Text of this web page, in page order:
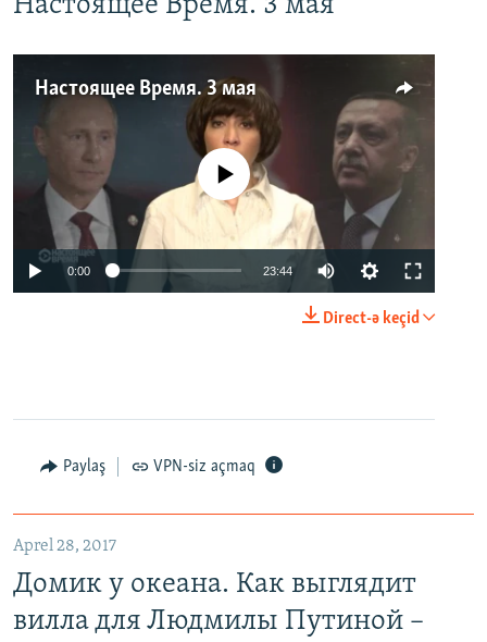
Настоящее Время. 3 мая
Настоящее Время. 3 мая
No media source currently available
0:00 23:44
Direct-ə keçid
Paylaş VPN-siz açmaq
Aprel 28, 2017
Домик у океана. Как выглядит
вилла для Людмилы Путиной –